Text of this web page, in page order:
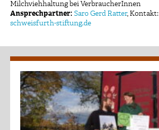
Milchviehhaltung bei VerbraucherInnen
Ansprechpartner: Saro Gerd Ratter, Kontakt:
schweisfurth-stiftung.de